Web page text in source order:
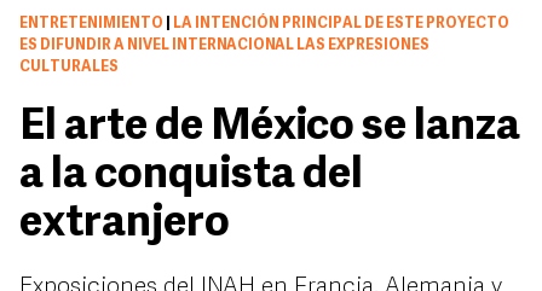
ENTRETENIMIENTO
LA INTENCIÓN PRINCIPAL DE ESTE PROYECTO
ES DIFUNDIR A NIVEL INTERNACIONAL LAS EXPRESIONES
CULTURALES
El arte de México se lanza
a la conquista del
extranjero